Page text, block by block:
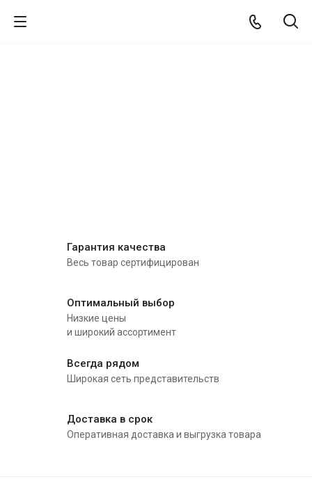
Гарантия качества
Весь товар сертифицирован
Оптимальный выбор
Низкие цены
и широкий ассортимент
Всегда рядом
Широкая сеть представительств
Доставка в срок
Оперативная доставка и выгрузка товара